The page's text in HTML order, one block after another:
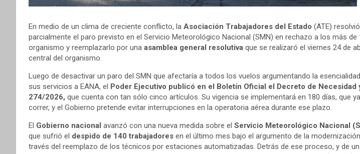
En medio de un clima de creciente conflicto, la Asociación Trabajadores del Estado (ATE)
parcialmente el paro previsto en el Servicio Meteorológico Nacional (SMN) en rechazo a los más de
organismo y reemplazarlo por una asamblea general resolutiva que se realizaró el viernes 24 de
central del organismo.
Luego de desactivar un paro del SMN que afectaría a todos los vuelos argumentando la
sus servicios a EANA, el Poder Ejecutivo publicó en el Boletín Oficial el Decreto de Necesidad
274/2026, que cuenta con tan sólo cinco artículos. Su vigencia se implementará en 180 días, que
correr, y el Gobierno pretende evitar interrupciones en la operatoria aérea durante ese plazo.
El Gobierno nacional avanzó con una nueva medida sobre el Servicio Meteorológico Nacional
que sufrió el despido de 140 trabajadores en el último mes bajo el argumento de la
través del reemplazo de los técnicos por estaciones automatizadas. Detrás de ese proceso, y de